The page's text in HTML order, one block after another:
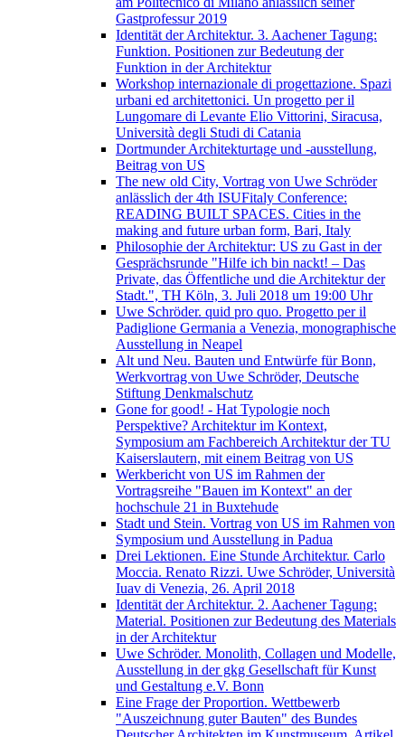
Gastprofessur 2019
Identität der Architektur. 3. Aachener Tagung:
Funktion. Positionen zur Bedeutung der
Funktion in der Architektur
Workshop internazionale di progettazione. Spazi
urbani ed architettonici. Un progetto per il
Lungomare di Levante Elio Vittorini, Siracusa,
Università degli Studi di Catania
Dortmunder Architekturtage und -ausstellung,
Beitrag von US
The new old City, Vortrag von Uwe Schröder
anlässlich der 4th ISUFitaly Conference:
READING BUILT SPACES. Cities in the
making and future urban form, Bari, Italy
Philosophie der Architektur: US zu Gast in der
Gesprächsrunde "Hilfe ich bin nackt! – Das
Private, das Öffentliche und die Architektur der
Stadt.", TH Köln, 3. Juli 2018 um 19:00 Uhr
Uwe Schröder. quid pro quo. Progetto per il
Padiglione Germania a Venezia, monographische
Ausstellung in Neapel
Alt und Neu. Bauten und Entwürfe für Bonn,
Werkvortrag von Uwe Schröder, Deutsche
Stiftung Denkmalschutz
Gone for good! - Hat Typologie noch
Perspektive? Architektur im Kontext,
Symposium am Fachbereich Architektur der TU
Kaiserslautern, mit einem Beitrag von US
Werkbericht von US im Rahmen der
Vortragsreihe "Bauen im Kontext" an der
hochschule 21 in Buxtehude
Stadt und Stein. Vortrag von US im Rahmen von
Symposium und Ausstellung in Padua
Drei Lektionen. Eine Stunde Architektur. Carlo
Moccia. Renato Rizzi. Uwe Schröder, Università
Iuav di Venezia, 26. April 2018
Identität der Architektur. 2. Aachener Tagung:
Material. Positionen zur Bedeutung des Materials
in der Architektur
Uwe Schröder. Monolith, Collagen und Modelle,
Ausstellung in der gkg Gesellschaft für Kunst
und Gestaltung e.V. Bonn
Eine Frage der Proportion. Wettbewerb
"Auszeichnung guter Bauten" des Bundes